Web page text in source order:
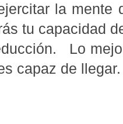
la mente
tu capacidad
Lo
capaz de llegar.